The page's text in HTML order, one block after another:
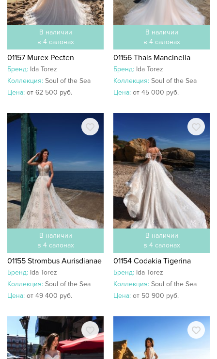
В наличии
в 4 салонах
01157 Murex Pecten
Бренд: Ida Torez
Коллекция: Soul of the Sea
Цена: от 62 500 руб.
В наличии
в 4 салонах
01156 Thais Mancinella
Бренд: Ida Torez
Коллекция: Soul of the Sea
Цена: от 45 000 руб.
В наличии
в 4 салонах
01155 Strombus Aurisdianae
Бренд: Ida Torez
Коллекция: Soul of the Sea
Цена: от 49 400 руб.
В наличии
в 4 салонах
01154 Codakia Tigerina
Бренд: Ida Torez
Коллекция: Soul of the Sea
Цена: от 50 900 руб.